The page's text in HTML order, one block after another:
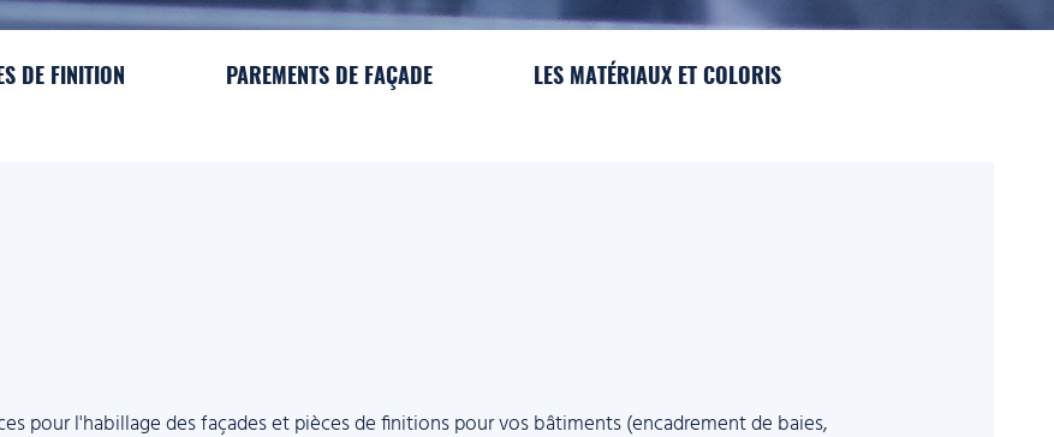
DE FINITION PAREMENTS DE FAÇADE LES MATÉRIAUX ET COLORIS
pour l'habillage des façades et pièces de finitions pour vos bâtiments (encadrement de baies,